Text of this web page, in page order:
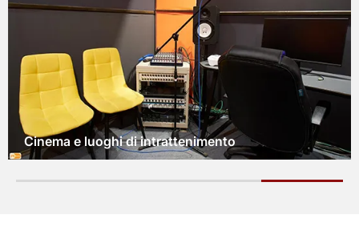
Lobby e camere d'albergo